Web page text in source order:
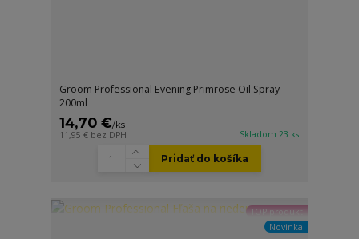
Groom Professional Evening Primrose Oil Spray
200ml
14,70 €/ks
11,95 € bez DPH Skladom 23 ks
Pridať do košíka
TOP produkt
Novinka